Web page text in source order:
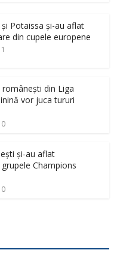
Potaissa și-au aflat
din cupele europene
1
românești din Liga
vor juca tururi
0
și-au aflat
Champions
0